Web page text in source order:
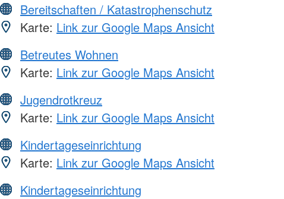
Bereitschaften / Katastrophenschutz
Karte: Link zur Google Maps Ansicht
Betreutes Wohnen
Karte: Link zur Google Maps Ansicht
Jugendrotkreuz
Karte: Link zur Google Maps Ansicht
Kindertageseinrichtung
Karte: Link zur Google Maps Ansicht
Kindertageseinrichtung